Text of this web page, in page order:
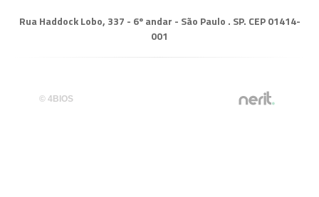
Rua Haddock Lobo, 337 - 6º andar - São Paulo . SP. CEP 01414-
001
© 4BIOS